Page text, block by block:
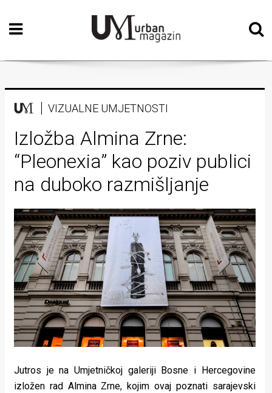
Početna
Vizualne
Teatar
Književnost
Muzika
Film
Intervju
Kolumne
Kultura
Lifestyle
Beauty
Fashion
Za
VIZUALNE UMJETNOSTI
Izložba Almina Zrne:
“Pleonexia” kao poziv publici
na duboko razmišljanje
Jutros je na Umjetničkoj galeriji Bosne i Hercegovine
izložen rad Almina Zrne, kojim ovaj poznati sarajevski